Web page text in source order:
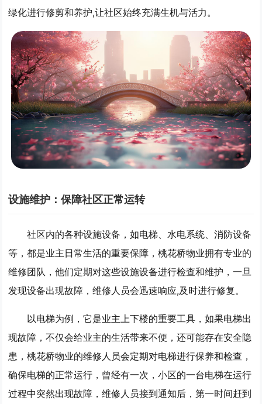
绿化进行修剪和养护,让社区始终充满生机与活力。
设施维护：保障社区正常运转
社区内的各种设施设备，如电梯、水电系统、消防设备
等，都是业主日常生活的重要保障，桃花桥物业拥有专业的
维修团队，他们定期对这些设施设备进行检查和维护，一旦
发现设备出现故障，维修人员会迅速响应,及时进行修复。
以电梯为例，它是业主上下楼的重要工具，如果电梯出
现故障，不仅会给业主的生活带来不便，还可能存在安全隐
患，桃花桥物业的维修人员会定期对电梯进行保养和检查，
确保电梯的正常运行，曾经有一次，小区的一台电梯在运行
过程中突然出现故障，维修人员接到通知后，第一时间赶到